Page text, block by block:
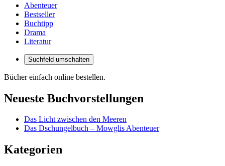
Abenteuer
Bestseller
Buchtipp
Drama
Literatur
Suchfeld umschalten
Bücher einfach online bestellen.
Neueste Buchvorstellungen
Das Licht zwischen den Meeren
Das Dschungelbuch – Mowglis Abenteuer
Kategorien